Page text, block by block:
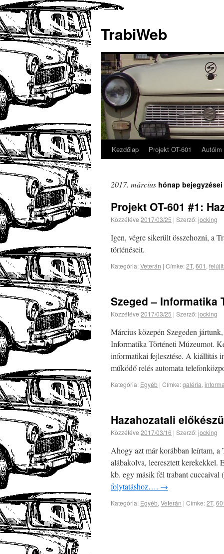
TrabiWeb
Kezdőlap Projekt OT-601 Autóim
2017. március hónap bejegyzései
Projekt OT-601 #1:
Közzétéve 2017/03/25 | Szerző:jocking
Igen, végre sikerült összehozni, a
történéseit.
Kategória:Veterán | Címke:2T, 601 ,
Szeged – Informatika
Közzétéve 2017/03/25 | Szerző:jocking
Március közepén Szegeden
Informatika Történeti Múzeumot.
informatikai fejlesztése. A kiállítás
működő relés automata
Kategória: Egyéb | Címke:galéria,
Hazahozatali
Közzétéve 2017/03/16 | Szerző:jocking
Ahogy azt már korábban leírtam, a
alábakolva, leeresztett kerekekkel.
kb. egy másik fél trabant
folytatáshoz…. →
Kategória: Egyéb, Veterán | Címke:2T,